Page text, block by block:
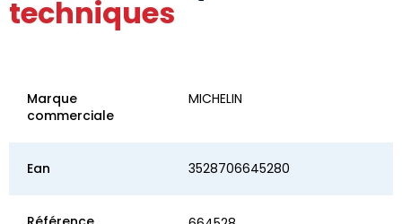
techniques
Marque
commerciale
MICHELIN
Ean 3528706645280